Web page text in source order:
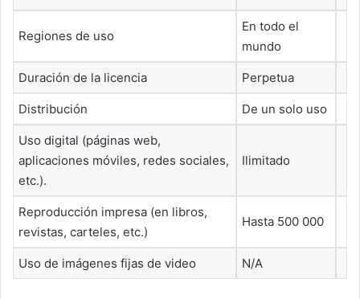
Regiones de uso
En todo el
mundo
Duración de la licencia Perpetua
Distribución De un solo uso
Uso digital (páginas web,
aplicaciones móviles, redes sociales,
etc.).
Ilimitado
Reproducción impresa (en libros,
revistas, carteles, etc.)
Hasta 500 000
Uso de imágenes fijas de video N/A